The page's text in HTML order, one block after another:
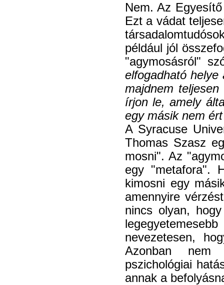
Nem. Az
Ezt a vádat
például jól
"agymosásról"
elfogadható
majdnem
írjon le, amely
egy másik nem ért
A Syracuse
Thomas Szasz
mosni". Az
egy "metafora".
kimosni egy
amennyire
nincs olyan,
nevezetesen,
Azonban nem
pszichológiai
annak a